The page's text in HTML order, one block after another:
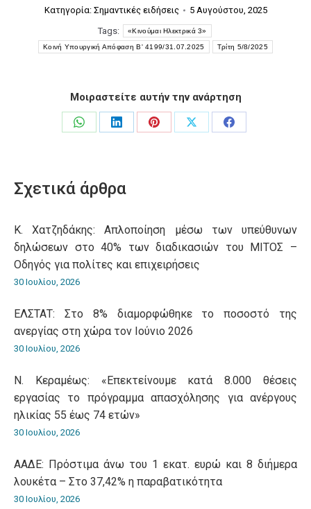
Κατηγορία: Σημαντικές ειδήσεις
5 Αυγούστου, 2025
Tags:
«Κινούμαι Ηλεκτρικά 3»
Κοινή Υπουργική Απόφαση Β' 4199/31.07.2025 Τρίτη 5/8/2025
Μοιραστείτε αυτήν την ανάρτηση
Share
Share
Share
Share
Share
Σχετικά άρθρα
Κ. Χατζηδάκης: Aπλοποίηση μέσω των υπεύθυνων
δηλώσεων στο 40% των διαδικασιών του ΜΙΤΟΣ –
Οδηγός για πολίτες και επιχειρήσεις
30 Ιουλίου, 2026
ΕΛΣΤΑΤ: Στο 8% διαμορφώθηκε το ποσοστό της
ανεργίας στη χώρα τον Ιούνιο 2026
30 Ιουλίου, 2026
Ν. Κεραμέως: «Επεκτείνουμε κατά 8.000 θέσεις
εργασίας το πρόγραμμα απασχόλησης για ανέργους
ηλικίας 55 έως 74 ετών»
30 Ιουλίου, 2026
ΑΑΔΕ: Πρόστιμα άνω του 1 εκατ. ευρώ και 8 διήμερα
λουκέτα – Στο 37,42% η παραβατικότητα
30 Ιουλίου, 2026